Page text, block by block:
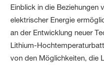
Einblick in die Beziehungen
elektrischer Energie
an der Entwicklung neuer
Lithium-
von den Möglichkeiten, die